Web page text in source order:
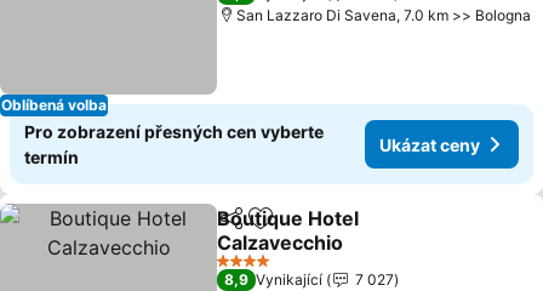
Oblíbená volba
San Lazzaro Di Savena, 7.0 km >> Bologna
Pro zobrazení přesných cen vyberte
termín
Ukázat ceny
SdíletPřidat na seznam oblíbených
Boutique Hotel
Calzavecchio
Ukázat ceny
4 Počet hvězdiček
8,9 Vynikající
7 027